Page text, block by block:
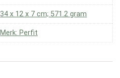
‎34 x 12 x 7 cm; 571.2 gram
Merk: Perfit